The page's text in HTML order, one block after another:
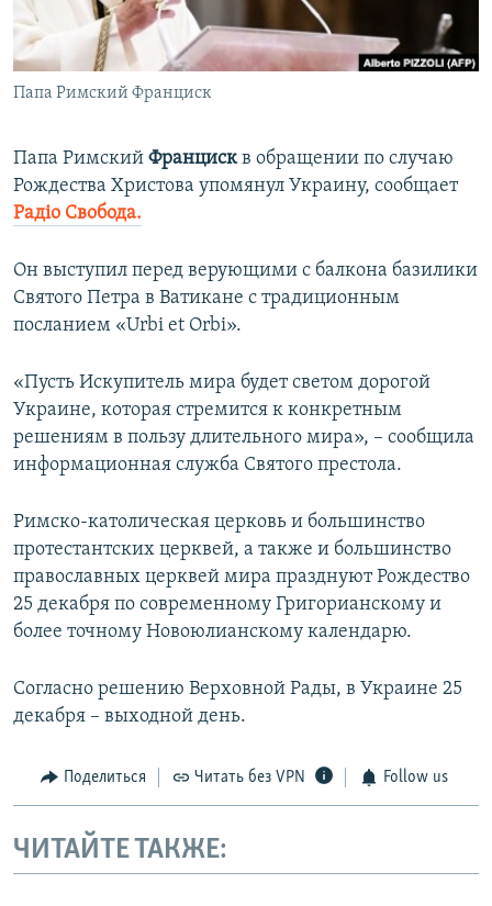
ПОБЕДИТЕЛЕЙ НЕ СУДЯТ?
КРЫМ.НЕПОКОРЕННЫЙ
ELIFBE
ПРИСОЕДИНЯЙТЕСЬ!
Все сайты RFE/RL
Папа Римский Франциск
Папа Римский Францискв обращении по случаю
Рождества Христова упомянул Украину, сообщает
Радіо Свобода.
Он выступил перед верующими с балкона базилики
Святого Петра в Ватикане с традиционным
посланием «Urbi et Orbi».
«Пусть Искупитель мира будет светом дорогой
Украине, которая стремится к конкретным
решениям в пользу длительного мира», – сообщила
информационная служба Святого престола.
Римско-католическая церковь и большинство
протестантских церквей, а также и большинство
православных церквей мира празднуют Рождество
25 декабря по современному Григорианскому и
более точному Новоюлианскому календарю.
Согласно решению Верховной Рады, в Украине 25
декабря – выходной день.
Поделиться Читать без VPN Follow us
ЧИТАЙТЕ ТАКЖЕ: